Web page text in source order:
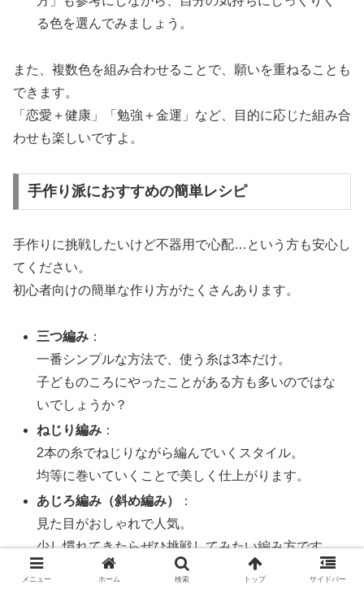
る色を選んでみましょう。
また、複数色を組み合わせることで、願いを重ねることも
できます。
「恋愛＋健康」「勉強＋金運」など、目的に応じた組み合
わせも楽しいですよ。
手作り派におすすめの簡単レシピ
手作りに挑戦したいけど不器用で心配…という方も安心し
てください。
初心者向けの簡単な作り方がたくさんあります。
三つ編み ：
一番シンプルな方法で、使う糸は3本だけ。
子どものころにやったことがある方も多いのではな
いでしょうか？
ねじり編み ：
2本の糸でねじりながら編んでいくスタイル。
均等に巻いていくことで美しく仕上がります。
あじろ編み（斜め編み）
：
見た目がおしゃれで人気。
少し慣れてきたらぜひ挑戦してみたい編み方です。
メニュー ホーム 検索 トップ サイドバー